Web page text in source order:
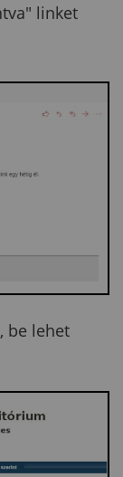
linket
be lehet